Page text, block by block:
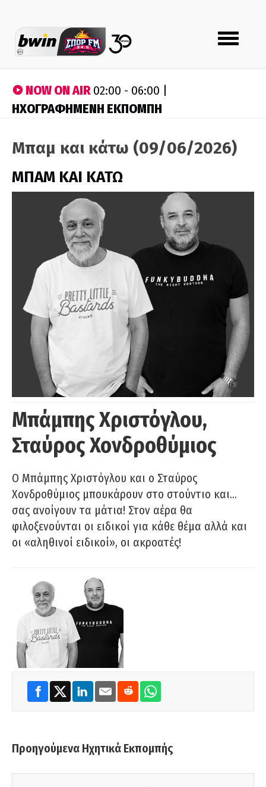
Toggle
navigation
NOW ON AIR02:00 - 06:00 |
ΗΧΟΓΡΑΦΗΜΕΝΗ ΕΚΠΟΜΠΗ
Μπαμ και κάτω (09/06/2026)
ΜΠΑΜ ΚΑΙ ΚΑΤΩ
Μπάμπης Χριστόγλου,
Σταύρος Χονδροθύμιος
O Μπάμπης Χριστόγλου και ο Σταύρος
Χονδροθύμιος μπουκάρουν στο στούντιο και…
σας ανοίγουν τα μάτια! Στον αέρα θα
φιλοξενούνται οι ειδικοί για κάθε θέμα αλλά και
οι «αληθινοί ειδικοί», οι ακροατές!
Προηγούμενα Ηχητικά Εκπομπής